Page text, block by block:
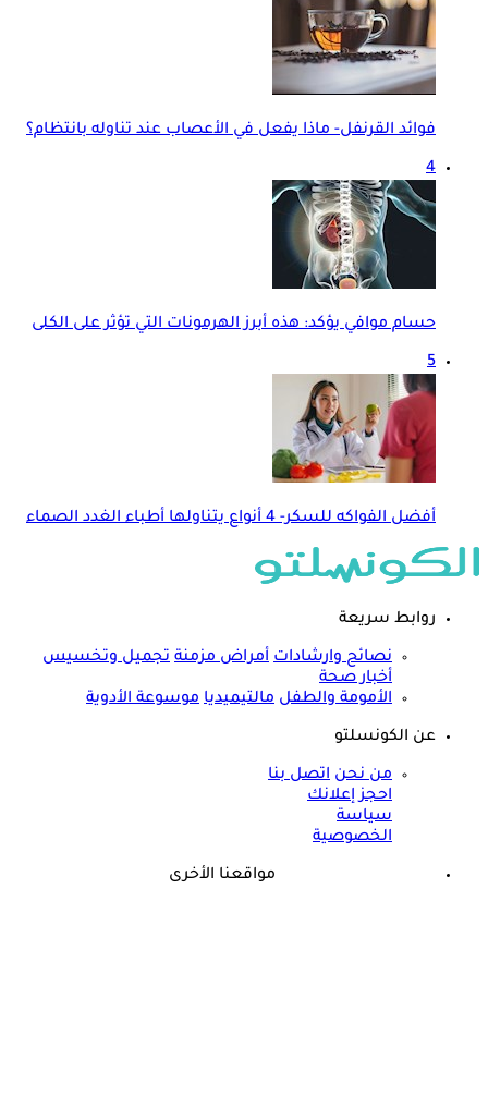
فوائد القرنفل- ماذا يفعل في الأعصاب عند تناوله بانتظام؟
4
حسام موافي يؤكد: هذه أبرز الهرمونات التي تؤثر على الكلى
5
أفضل الفواكه للسكر- 4 أنواع يتناولها أطباء الغدد الصماء
روابط سريعة
نصائح وارشادات أمراض مزمنة تجميل وتخسيس
أخبار صحة
الأمومة والطفل مالتيميديا موسوعة الأدوية
عن الكونسلتو
من نحن اتصل بنا
احجز إعلانك
سياسة
الخصوصية
مواقعنا الأخرى